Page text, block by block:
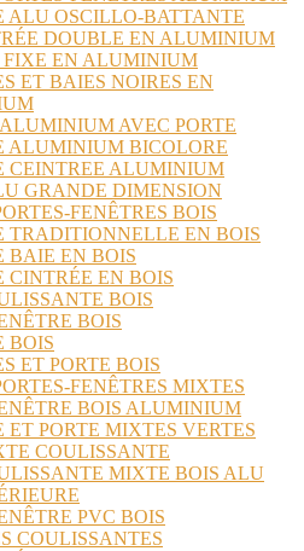
ALU OSCILLO-BATTANTE
DOUBLE EN ALUMINIUM
FIXE EN ALUMINIUM
ET BAIES NOIRES EN
AVEC PORTE
ALUMINIUM BICOLORE
CEINTREE ALUMINIUM
GRANDE DIMENSION
FENÊTRES BOIS
TRADITIONNELLE EN BOIS
BAIE EN BOIS
CINTRÉE EN BOIS
BOIS
BOIS
BOIS
ET PORTE BOIS
FENÊTRES MIXTES
BOIS ALUMINIUM
ET PORTE MIXTES VERTES
COULISSANTE
MIXTE BOIS ALU
PVC BOIS
COULISSANTES